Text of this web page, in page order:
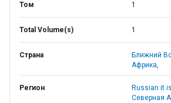
Том 1
Total Volume(s) 1
Страна
Ближний
Африка,
Регион
Russian it
Северная